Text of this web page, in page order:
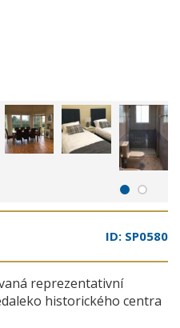
ID: SP0580
reprezentativní
historického centra